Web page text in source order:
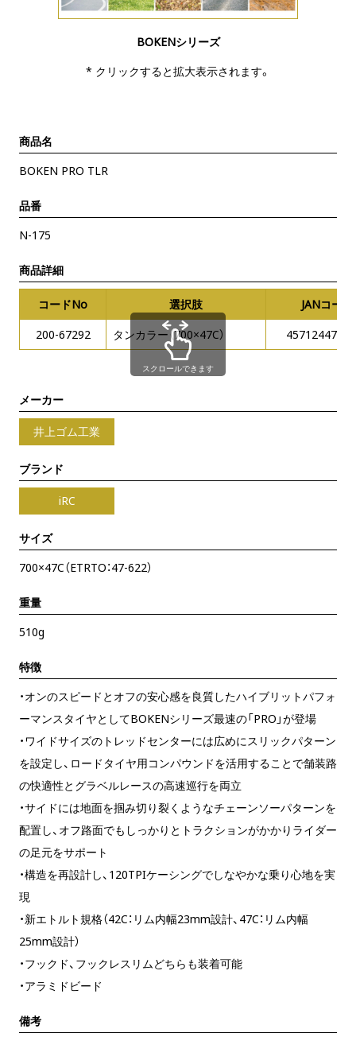
BOKENシリーズ
* クリックすると拡大表示されます。
商品名
BOKEN PRO TLR
品番
N-175
商品詳細
コードNo 選択肢
JANコード
200-67292
タンカラー（700×47C）
スクロールできます
メーカー
井上ゴム工業
ブランド
iRC
サイズ
700×47C（ETRTO：47-622）
重量
510g
特徴
・オンのスピードとオフの安心感を良質したハイブリットパフォ
ーマンスタイヤとしてBOKENシリーズ最速の「PRO」が登場
・ワイドサイズのトレッドセンターには広めにスリックパターン
を設定し、ロードタイヤ用コンパウンドを活用することで舗装路
の快適性とグラベルレースの高速巡行を両立
・サイドには地面を掴み切り裂くようなチェーンソーパターンを
配置し、オフ路面でもしっかりとトラクションがかかりライダー
の足元をサポート
・構造を再設計し、120TPIケーシングでしなやかな乗り心地を実
現
・新エトルト規格（42C：リム内幅23mm設計、47C：リム内幅
25mm設計）
・フックド、フックレスリムどちらも装着可能
・アラミドビード
備考